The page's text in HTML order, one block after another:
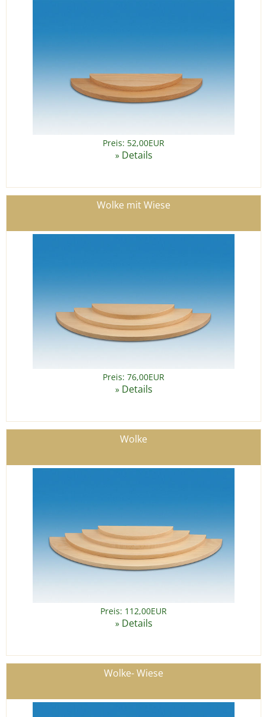
Preis: 52,00EUR
» Details
Wolke mit Wiese
Preis: 76,00EUR
» Details
Wolke
Preis: 112,00EUR
» Details
Wolke- Wiese